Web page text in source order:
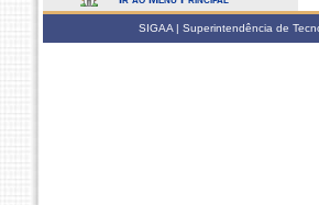
SIGAA | Superintendência de